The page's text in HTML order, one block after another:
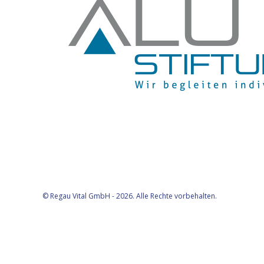
© Regau Vital GmbH - 2026. Alle Rechte vorbehalten.